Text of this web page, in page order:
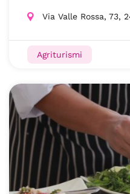
Via Valle Rossa, 73,
Agriturismi